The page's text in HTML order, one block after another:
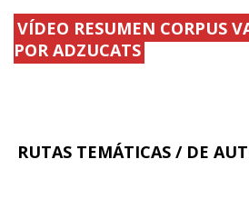
VÍDEO RESUMEN CORPUS
POR ADZUCATS
RUTAS TEMÁTICAS / DE